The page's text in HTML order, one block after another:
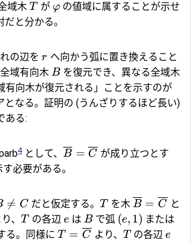
域木 T が φの値域に属することが示せ
だと分かる。
の辺を r へ向かう弧に置き換えること
域有向木 Bを復元でき、異なる全域木
有向木が復元される」ことを示すのが
となる。証明の (うんざりするほど長い)
ある:
4として、B = C が成り立つとす
す必要がある。

= C だと仮定する。T を木 B = C と
り、T の各辺e はB で弧 (e, 1) または
る。同様にT = C より、 T の各辺e